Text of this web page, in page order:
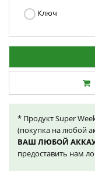
Ключ
* Продукт Super
(покупка на любой
ВАШ ЛЮБОЙ
предоставить нам